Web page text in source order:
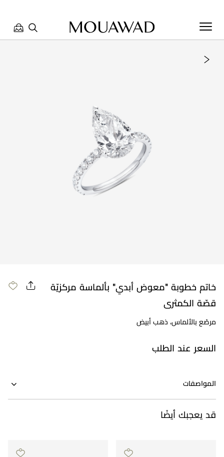
خاتم خطوبة "معوض أبدي" بألماسة مركزيّة
قصّة الكمثرى
مرصّع بالألماس، ذهب أبيض
السعر عند الطلب
المواصفات
قد يعجبك أيضًا